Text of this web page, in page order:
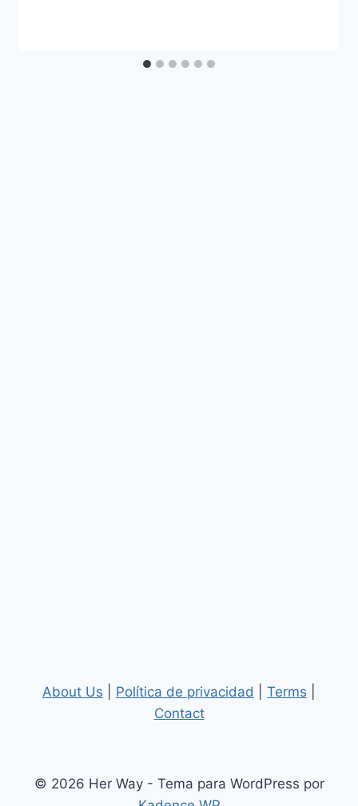
About Us Política de privacidad Terms
Contact
© 2026 Her Way - Tema para WordPress por